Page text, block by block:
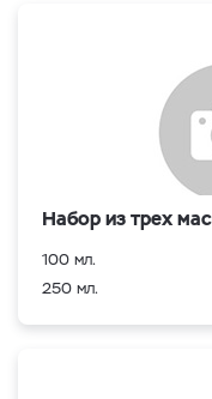
Набор из трех
100 мл.
250 мл.